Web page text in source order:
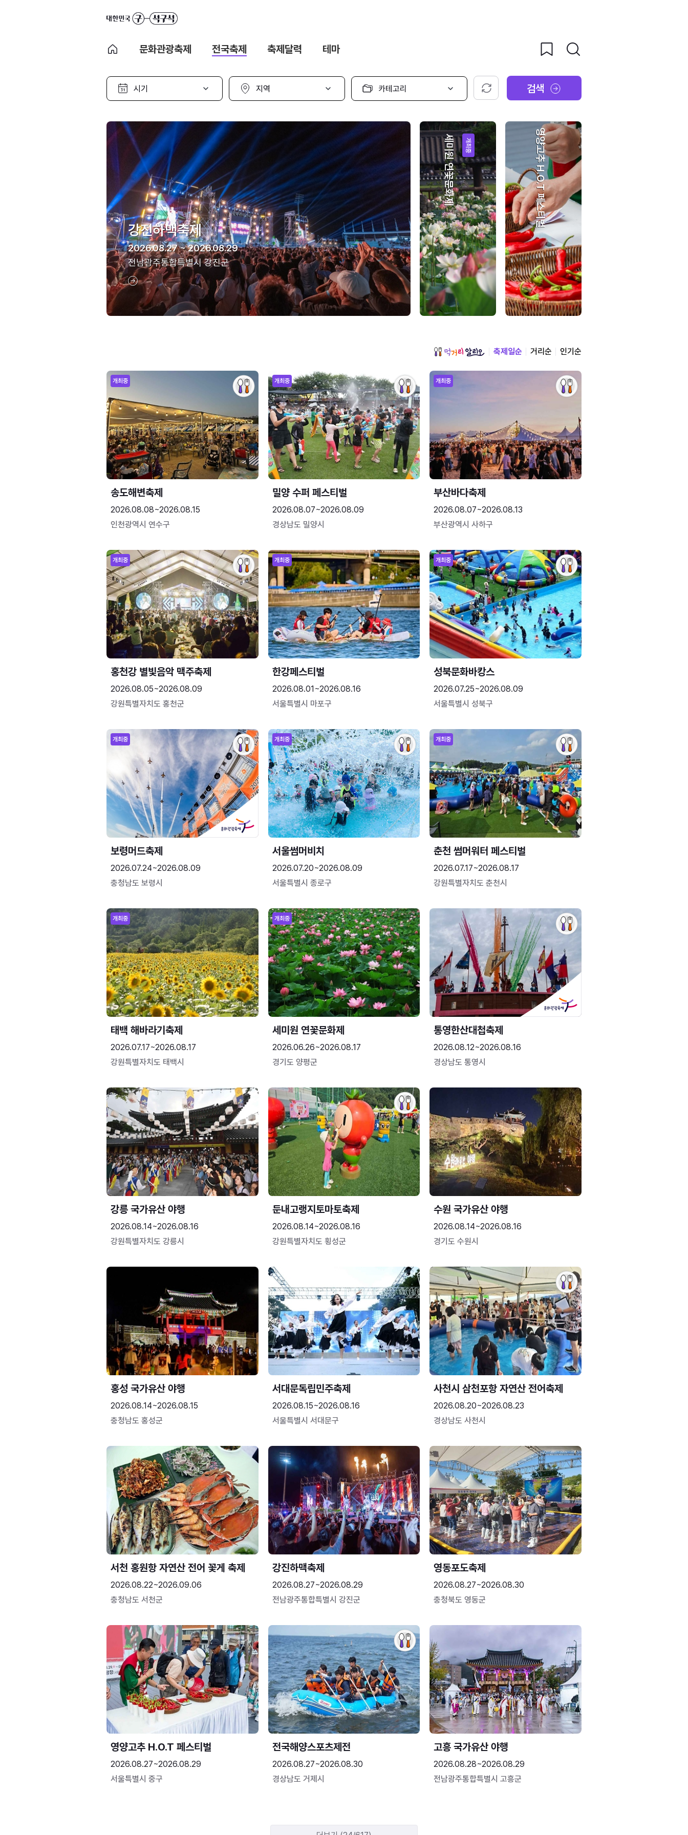
문화관광축제 전국축제 축제달력 테마
시
선
지
선
카
고
선
택
초기화 검색
강진하맥축제
2026.08.27 ~ 2026.08.29
전남광주통합특별시 강진군
개최중
세미원 연꽃문화제 영양고추 H.O.T 페스티벌
축제일순 거리순 인기순
개최중
송도해변축제
2026.08.08~2026.08.15
인천광역시 연수구
개최중
밀양 수퍼 페스티벌
2026.08.07~2026.08.09
경상남도 밀양시
개최중
부산바다축제
2026.08.07~2026.08.13
부산광역시 사하구
개최중
홍천강 별빛음악 맥주축제
2026.08.05~2026.08.09
강원특별자치도 홍천군
개최중
한강페스티벌
2026.08.01~2026.08.16
서울특별시 마포구
개최중
성북문화바캉스
2026.07.25~2026.08.09
서울특별시 성북구
개최중
보령머드축제
2026.07.24~2026.08.09
충청남도 보령시
개최중
서울썸머비치
2026.07.20~2026.08.09
서울특별시 종로구
개최중
춘천 썸머워터 페스티벌
2026.07.17~2026.08.17
강원특별자치도 춘천시
개최중
태백 해바라기축제
2026.07.17~2026.08.17
강원특별자치도 태백시
개최중
세미원 연꽃문화제
2026.06.26~2026.08.17
경기도 양평군
통영한산대첩축제
2026.08.12~2026.08.16
경상남도 통영시
강릉 국가유산 야행
2026.08.14~2026.08.16
강원특별자치도 강릉시
둔내고랭지토마토축제
2026.08.14~2026.08.16
강원특별자치도 횡성군
수원 국가유산 야행
2026.08.14~2026.08.16
경기도 수원시
홍성 국가유산 야행
2026.08.14~2026.08.15
충청남도 홍성군
서대문독립민주축제
2026.08.15~2026.08.16
서울특별시 서대문구
사천시 삼천포항 자연산 전어축제
2026.08.20~2026.08.23
경상남도 사천시
서천 홍원항 자연산 전어 꽃게 축제
2026.08.22~2026.09.06
충청남도 서천군
강진하맥축제
2026.08.27~2026.08.29
전남광주통합특별시 강진군
영동포도축제
2026.08.27~2026.08.30
충청북도 영동군
영양고추 H.O.T 페스티벌
2026.08.27~2026.08.29
서울특별시 중구
전국해양스포츠제전
2026.08.27~2026.08.30
경상남도 거제시
고흥 국가유산 야행
2026.08.28~2026.08.29
전남광주통합특별시 고흥군